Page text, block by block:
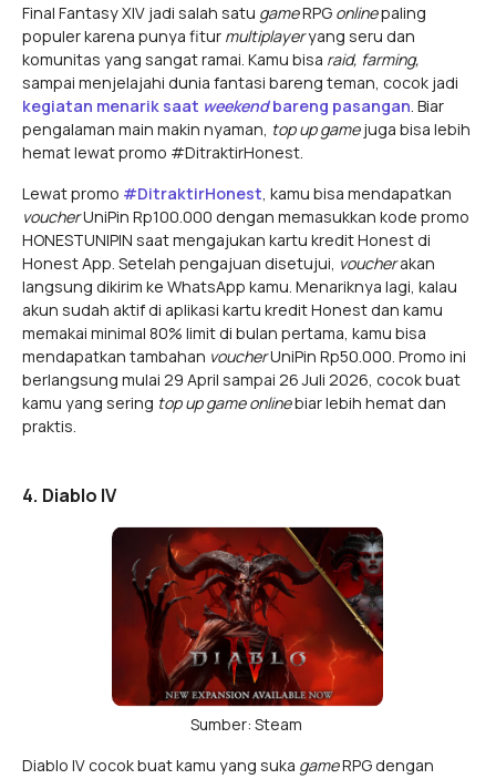
Final Fantasy XIV jadi salah satu gameRPGonlinepaling
populer karena punya fitur multiplayeryang seru dan
komunitas yang sangat ramai. Kamu bisa raid, farming,
sampai menjelajahi dunia fantasi bareng teman, cocok jadi
kegiatan menarik saat weekendbareng pasangan . Biar
pengalaman main makin nyaman, top up gamejuga bisa lebih
hemat lewat promo #DitraktirHonest.
Lewat promo #DitraktirHonest , kamu bisa mendapatkan
voucherUniPin Rp100.000 dengan memasukkan kode promo
HONESTUNIPIN saat mengajukan kartu kredit Honest di
Honest App. Setelah pengajuan disetujui, voucherakan
langsung dikirim ke WhatsApp kamu. Menariknya lagi, kalau
akun sudah aktif di aplikasi kartu kredit Honest dan kamu
memakai minimal 80% limit di bulan pertama, kamu bisa
mendapatkan tambahan voucherUniPin Rp50.000. Promo ini
berlangsung mulai 29 April sampai 26 Juli 2026, cocok buat
kamu yang sering top up game onlinebiar lebih hemat dan
praktis.
4. Diablo IV
Sumber: Steam
Diablo IV cocok buat kamu yang suka gameRPG dengan